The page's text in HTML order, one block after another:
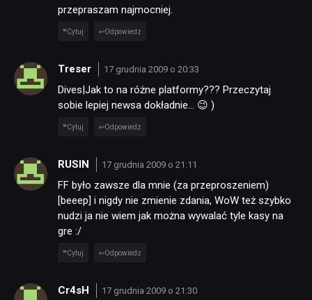
przepraszam najmocniej.
Cytuj Odpowiedz
Treser 17 grudnia 2009 o 20:33
Dives|Jak to na różne platformy??? Przeczytaj
sobie lepiej newsa dokładnie… 😉 )
Cytuj Odpowiedz
RUSIN 17 grudnia 2009 o 21:11
FF było zawsze dla mnie (za przeproszeniem)
[beeep] i nigdy nie zmienie zdania, WoW też szybko
nudzi ja nie wiem jak można wywalać tyle kasy na
gre :/
Cytuj Odpowiedz
Cr4sH 17 grudnia 2009 o 21:30